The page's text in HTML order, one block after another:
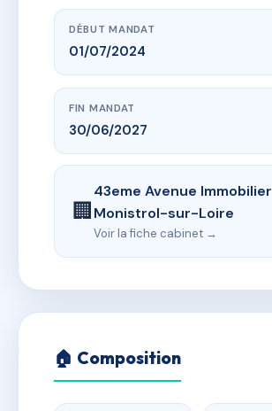
DÉBUT MANDAT
01/07/2024
FIN MANDAT
30/06/2027
🏢
43eme Avenue Immobilier
Monistrol-sur-Loire
Voir la fiche cabinet →
🏠 Composition